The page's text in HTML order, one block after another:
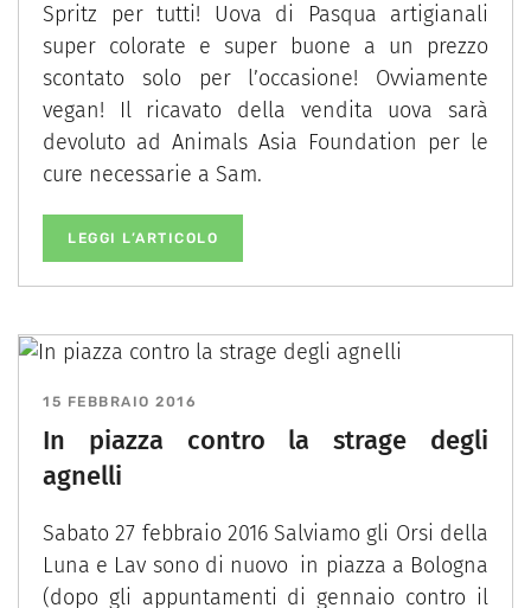
Spritz per tutti! Uova di Pasqua artigianali
super colorate e super buone a un prezzo
scontato solo per l’occasione! Ovviamente
vegan! Il ricavato della vendita uova sarà
devoluto ad Animals Asia Foundation per le
cure necessarie a Sam.
LEGGI L’ARTICOLO
15 FEBBRAIO 2016
In piazza contro la strage degli
agnelli
Sabato 27 febbraio 2016 Salviamo gli Orsi della
Luna e Lav sono di nuovo in piazza a Bologna
(dopo gli appuntamenti di gennaio contro il